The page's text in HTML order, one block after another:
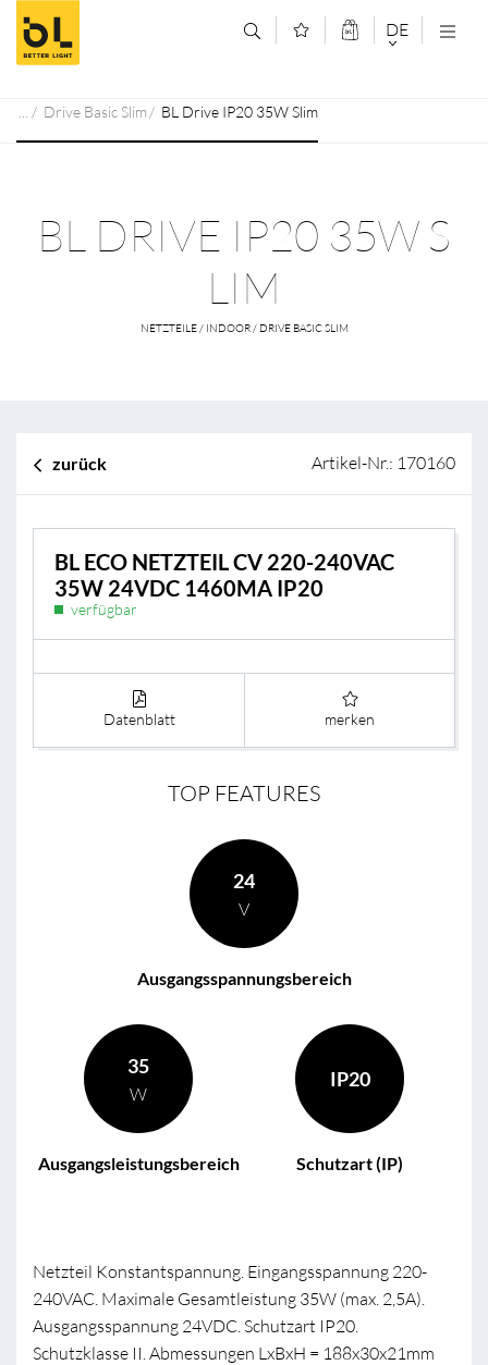
Zum Inhalt springen (Alt+0)
Zum Hauptmenü springen (Alt+1) DE
DEUTSCH
Drive Basic Slim BL Drive IP20 35W Slim
BL DRIVE IP20 35W S
LIM
NETZTEILE / INDOOR / DRIVE BASIC SLIM
zurück Artikel-Nr.: 170160
BL ECO NETZTEIL CV 220-240VAC
35W 24VDC 1460MA IP20
verfügbar
Datenblatt merken
TOP FEATURES
24
V
Ausgangsspannungsbereich
35
W
Ausgangsleistungsbereich
IP20
Schutzart (IP)
Netzteil Konstantspannung. Eingangsspannung 220-
240VAC. Maximale Gesamtleistung 35W (max. 2,5A).
Ausgangsspannung 24VDC. Schutzart IP20.
Schutzklasse II. Abmessungen LxBxH = 188x30x21mm